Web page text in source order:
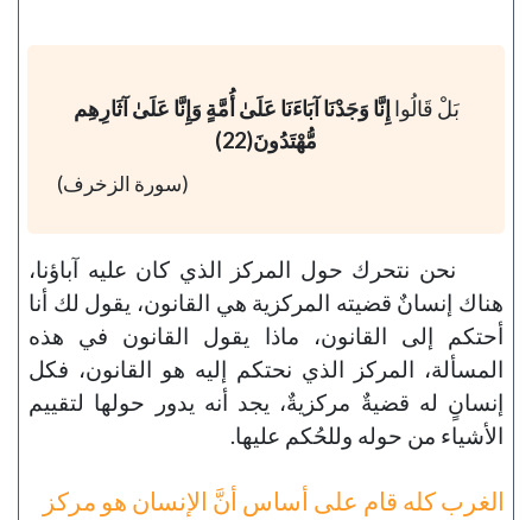
بَلْ قَالُوا إِنَّا وَجَدْنَا آبَاءَنَا عَلَىٰ أُمَّةٍ وَإِنَّا عَلَىٰ آثَارِهِم
مُّهْتَدُونَ(22)
(سورة الزخرف)
نحن نتحرك حول المركز الذي كان عليه آباؤنا،
هناك إنسانٌ قضيته المركزية هي القانون، يقول لك أنا
أحتكم إلى القانون، ماذا يقول القانون في هذه
المسألة، المركز الذي نحتكم إليه هو القانون، فكل
إنسانٍ له قضيةٌ مركزيةٌ، يجد أنه يدور حولها لتقييم
الأشياء من حوله وللحُكم عليها.
الغرب كله قام على أساس أنَّ الإنسان هو مركز